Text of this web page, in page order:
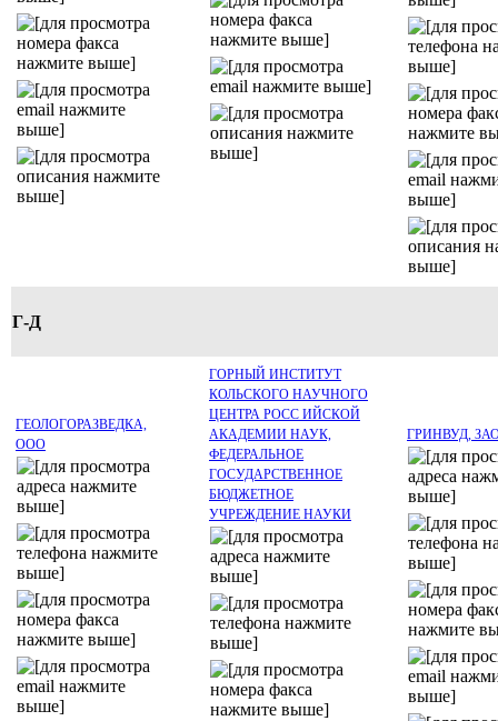
Г-Д
ГЕОЛОГОРАЗВЕДКА,
ООО
ГОРНЫЙ ИНСТИТУТ
КОЛЬСКОГО НАУЧНОГО
ЦЕНТРА РОСС ИЙСКОЙ
АКАДЕМИИ НАУК,
ФЕДЕРАЛЬНОЕ
ГОСУДАРСТВЕННОЕ
БЮДЖЕТНОЕ
УЧРЕЖДЕНИЕ НАУКИ
ГРИНВУД,